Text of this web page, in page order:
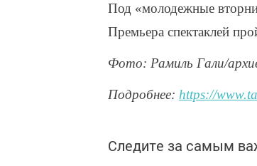
Под «молодежные
Премьера спектаклей
Фото: Рамиль Гали/
Подробнее: https://
Следите за самым